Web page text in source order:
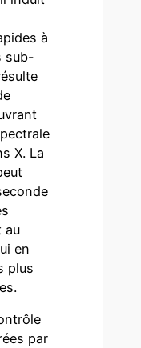
à
sub-
X. La
au
en
plus
par